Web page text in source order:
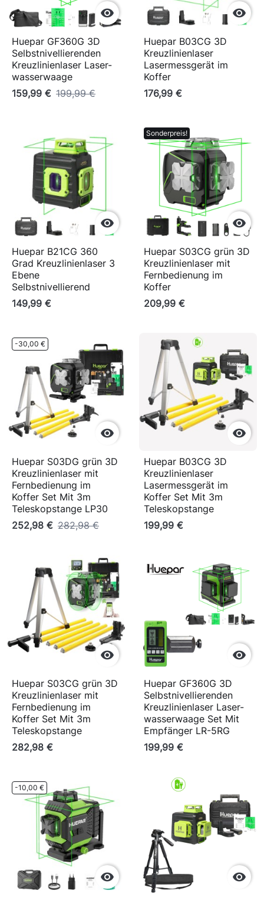

Huepar GF360G 3D
Selbstnivellierenden
Kreuzlinienlaser Laser-
wasserwaage
159,99 € 199,99 €

Huepar B03CG 3D
Kreuzlinienlaser
Lasermessgerät im
Koffer
176,99 €

Huepar B21CG 360
Grad Kreuzlinienlaser 3
Ebene
Selbstnivellierend
149,99 €
Sonderpreis!

Huepar S03CG grün 3D
Kreuzlinienlaser mit
Fernbedienung im
Koffer
209,99 €
-30,00 €

Huepar S03DG grün 3D
Kreuzlinienlaser mit
Fernbedienung im
Koffer Set Mit 3m
Teleskopstange LP30
252,98 € 282,98 €

Huepar B03CG 3D
Kreuzlinienlaser
Lasermessgerät im
Koffer Set Mit 3m
Teleskopstange
199,99 €

Huepar S03CG grün 3D
Kreuzlinienlaser mit
Fernbedienung im
Koffer Set Mit 3m
Teleskopstange
282,98 €

Huepar GF360G 3D
Selbstnivellierenden
Kreuzlinienlaser Laser-
wasserwaage Set Mit
Empfänger LR-5RG
199,99 €
-10,00 €
 